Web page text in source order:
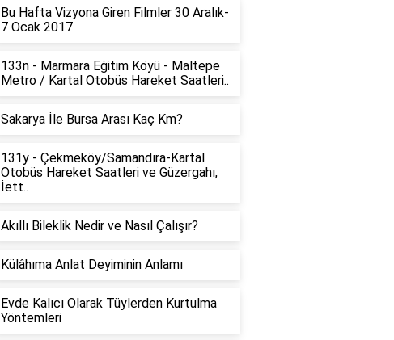
Bu Hafta Vizyona Giren Filmler 30 Aralık-
7 Ocak 2017
133n - Marmara Eğitim Köyü - Maltepe
Metro / Kartal Otobüs Hareket Saatleri..
Sakarya İle Bursa Arası Kaç Km?
131y - Çekmeköy/Samandıra-Kartal
Otobüs Hareket Saatleri ve Güzergahı,
İett..
Akıllı Bileklik Nedir ve Nasıl Çalışır?
Külâhıma Anlat Deyiminin Anlamı
Evde Kalıcı Olarak Tüylerden Kurtulma
Yöntemleri